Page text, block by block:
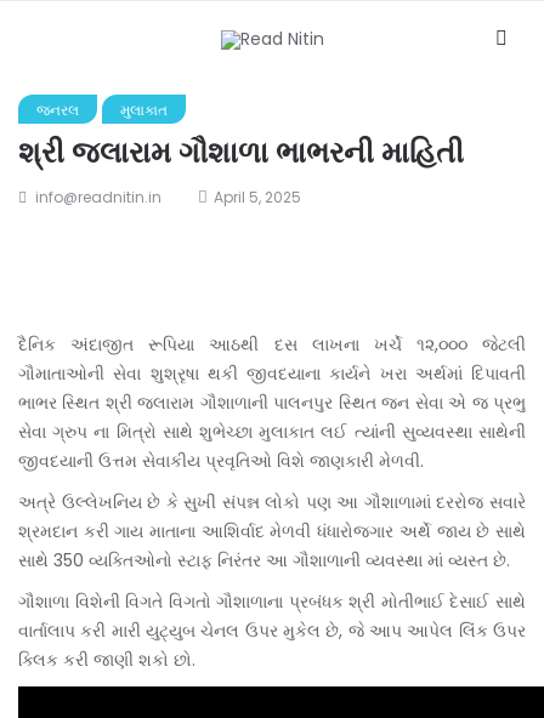
જનરલ મુલાકાત
શ્રી જલારામ ગૌશાળા ભાભરની માહિતી
info@readnitin.in April 5, 2025
દૈનિક અંદાજીત રૂપિયા આઠથી દસ લાખના ખર્ચે ૧૨,૦૦૦ જેટલી
ગૌમાતાઓની સેવા શુશ્રૃષા થકી જીવદયાના કાર્યને ખરા અર્થમાં દિપાવતી
ભાભર સ્થિત શ્રી જલારામ ગૌશાળાની પાલનપુર સ્થિત જન સેવા એ જ પ્રભુ
સેવા ગ્રુપ ના મિત્રો સાથે શુભેચ્છા મુલાકાત લઈ ત્યાંની સુવ્યવસ્થા સાથેની
જીવદયાની ઉત્તમ સેવાકીય પ્રવૃતિઓ વિશે જાણકારી મેળવી.
અત્રે ઉલ્લેખનિય છે કે સુખી સંપન્ન લોકો પણ આ ગૌશાળામાં દરરોજ સવારે
શ્રમદાન કરી ગાય માતાના આશિર્વાદ મેળવી ધંધારોજગાર અર્થે જાય છે સાથે
સાથે 350 વ્યક્તિઓનો સ્ટાફ નિરંતર આ ગૌશાળાની વ્યવસ્થા માં વ્યસ્ત છે.
ગૌશાળા વિશેની વિગતે વિગતો ગૌશાળાના પ્રબંધક શ્રી મોતીભાઈ દેસાઈ સાથે
વાર્તાલાપ કરી મારી યુટ્યુબ ચેનલ ઉપર મુકેલ છે, જે આપ આપેલ લિંક ઉપર
ક્લિક કરી જાણી શકો છો.